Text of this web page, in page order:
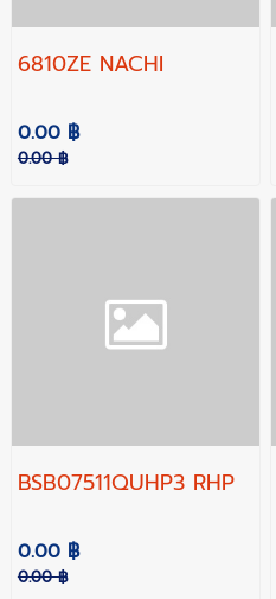
6810ZE NACHI
0.00 ฿
0.00 ฿
BSB07511QUHP3 RHP
0.00 ฿
0.00 ฿